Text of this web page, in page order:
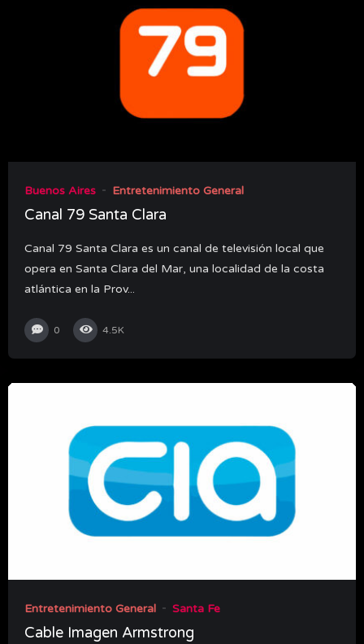
Buenos Aires Entretenimiento General
Canal 79 Santa Clara
Canal 79 Santa Clara es un canal de televisión local que
opera en Santa Clara del Mar, una localidad de la costa
atlántica en la Prov...
0 4.5K
Entretenimiento General Santa Fe
Cable Imagen Armstrong